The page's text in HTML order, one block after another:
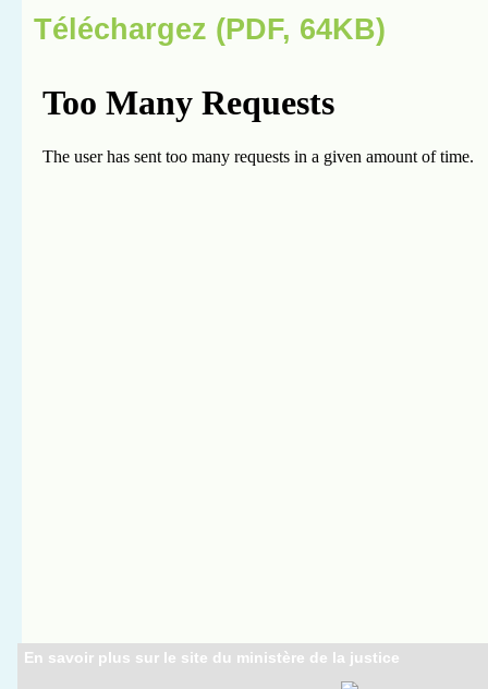
Téléchargez (PDF, 64KB)
En savoir plus sur le site du ministère de la justice